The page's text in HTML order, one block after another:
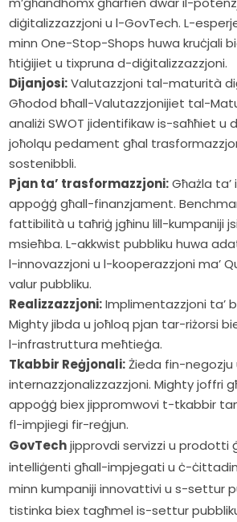
diġitalizzazzjoni u l-GovTech. L-
minn One-Stop-Shops huwa kruċjali
ħtiġijiet u tixpruna d-diġitalizzazzjoni.
Dijanjosi:Valutazzjoni tal-maturità
Għodod bħall-Valutazzjonijiet tal-
analiżi SWOT jidentifikaw is-saħħiet u
joħolqu pedament għal
sostenibbli.
Pjan ta’ trasformazzjoni:Għażla
appoġġ għall-finanzjament.
fattibilità u taħriġ jgħinu lill-kumpaniji
msieħba. L-akkwist pubbliku huwa
l-innovazzjoni u l-kooperazzjoni ma’
valur pubbliku.
Realizzazzjoni:Implimentazzjoni ta’
Mighty jibda u joħloq pjan tar-riżorsi
l-infrastruttura meħtieġa.
Tkabbir Reġjonali:Żieda fin-negozju
internazzjonalizzazzjoni. Mighty joffri
appoġġ biex jippromwovi t-tkabbir
fl-impjiegi fir-reġjun.
GovTech jipprovdi servizzi u prodotti
intelliġenti għall-impjegati u ċ-
minn kumpaniji innovattivi u s-settur
tistinka biex tagħmel is-settur